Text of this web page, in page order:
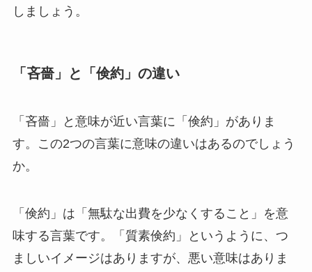
しましょう。
「吝嗇」と「倹約」の違い
「吝嗇」と意味が近い言葉に「倹約」がありま
す。この2つの言葉に意味の違いはあるのでしょう
か。
「倹約」は「無駄な出費を少なくすること」を意
味する言葉です。「質素倹約」というように、つ
ましいイメージはありますが、悪い意味はありま